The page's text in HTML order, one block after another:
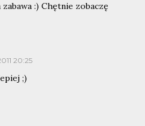
:) Chętnie zobaczę
20:25
;)